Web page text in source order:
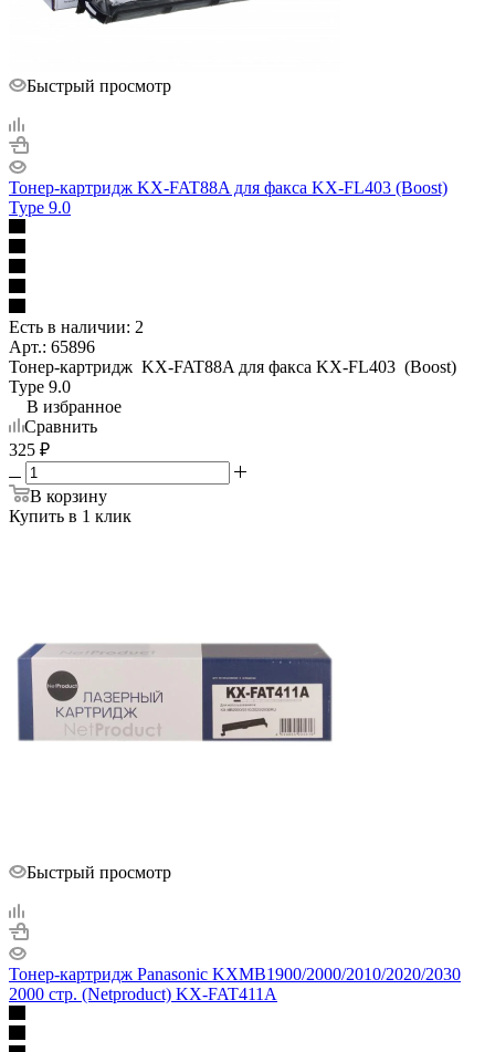
Быстрый просмотр
Тонер-картридж KX-FAT88A для факса KX-FL403 (Boost)
Type 9.0
Есть в наличии: 2
Арт.: 65896
Тонер-картридж KX-FAT88A для факса KX-FL403 (Boost)
Type 9.0
В избранное
Сравнить
325 ₽
В корзину
Купить в 1 клик
Быстрый просмотр
Тонер-картридж Panasonic KXMB1900/2000/2010/2020/2030
2000 стр. (Netproduct) KX-FAT411A